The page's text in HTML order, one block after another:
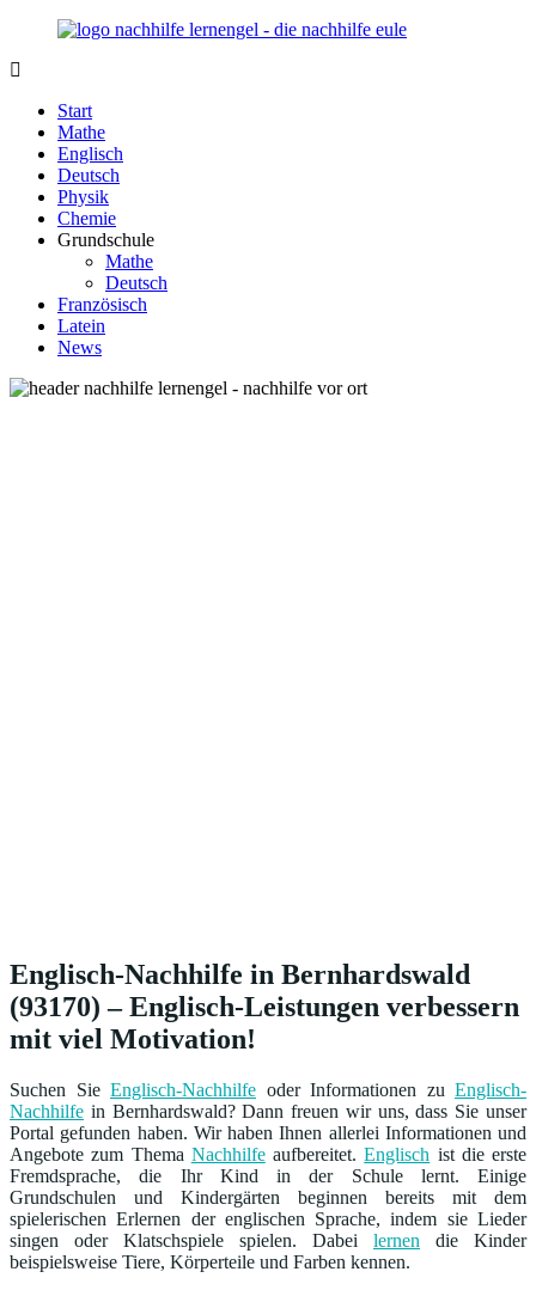
Zurück
Inhalt
Lernengel.de
Nachhilfe-
Eule
berät
zum
Thema
Nachhilfe
Lernen
wieder
Spaß
Start
Mathe
Englisch
Deutsch
Physik
Chemie
Grundschule
Mathe
Deutsch
Französisch
Latein
News
Englisch-Nachhilfe in Bernhardswald
(93170) – Englisch-Leistungen verbessern
mit viel Motivation!
Suchen Sie Englisch-Nachhilfe oder Informationen zu Englisch-
Nachhilfe in Bernhardswald? Dann freuen wir uns, dass Sie unser
Portal gefunden haben. Wir haben Ihnen allerlei Informationen und
Angebote zum Thema Nachhilfeaufbereitet.Englisch ist die erste
Fremdsprache, die Ihr Kind in der Schule lernt. Einige
Grundschulen und Kindergärten beginnen bereits mit dem
spielerischen Erlernen der englischen Sprache, indem sie Lieder
singen oder Klatschspiele spielen. Dabei lernen die Kinder
beispielsweise Tiere, Körperteile und Farben kennen.